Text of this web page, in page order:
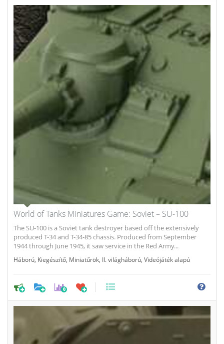
World of Tanks Miniatures Game: Soviet – SU-100
The SU-100 is a Soviet tank destroyer based off the extensively
produced T-34 and T-34-85 chassis. Produced from September
1944 through June 1945, it saw service in the Red Army...
Háború Kiegészítő Miniatűrök II. világháború Videójáték alapú
0